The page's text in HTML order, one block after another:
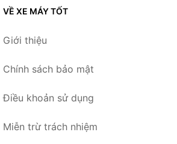
VỀ XE MÁY TỐT
Giới thiệu
Chính sách bảo mật
Điều khoản sử dụng
Miễn trừ trách nhiệm